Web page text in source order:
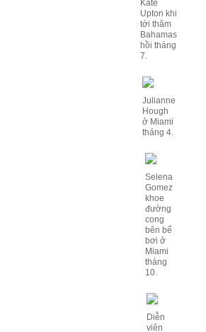
Kate
Upton khi
tới thăm
Bahamas
hồi tháng
7.
Julianne
Hough
ở Miami
tháng 4.
Selena
Gomez
khoe
đường
cong
bên bể
bơi ở
Miami
tháng
10.
Diễn
viên